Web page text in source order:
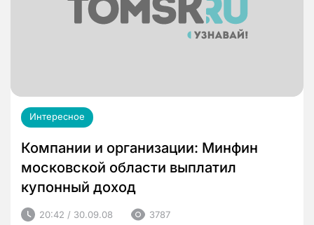
Интересное
Компании и организации: Минфин
московской области выплатил
купонный доход
20:42 / 30.09.08 3787